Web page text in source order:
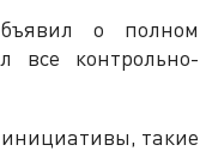
о полном
все контрольно-
такие